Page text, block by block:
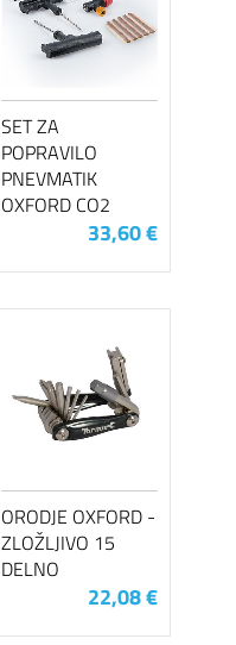
SET ZA
POPRAVILO
PNEVMATIK
OXFORD CO2
33,60 €
ORODJE OXFORD -
ZLOŽLJIVO 15
DELNO
22,08 €